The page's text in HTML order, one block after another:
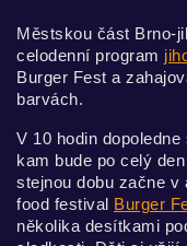
Městskou část Brno-
celodenní program
Burger Fest a
barvách.
V 10 hodin
kam bude po celý
stejnou dobu začne v
food festival Burger
několika desítkami